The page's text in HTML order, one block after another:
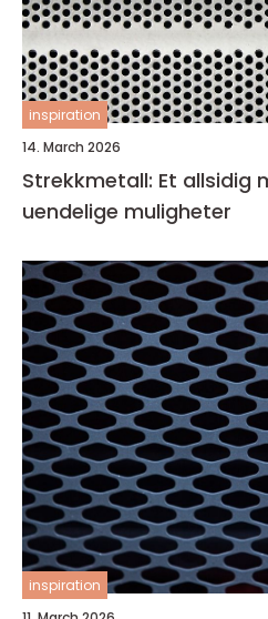
inspiration
14. March 2026
Strekkmetall: Et allsidig
uendelige muligheter
inspiration